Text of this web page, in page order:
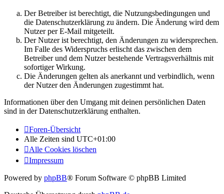
Der Betreiber ist berechtigt, die Nutzungsbedingungen und
die Datenschutzerklärung zu ändern. Die Änderung wird dem
Nutzer per E-Mail mitgeteilt.
Der Nutzer ist berechtigt, den Änderungen zu widersprechen.
Im Falle des Widerspruchs erlischt das zwischen dem
Betreiber und dem Nutzer bestehende Vertragsverhältnis mit
sofortiger Wirkung.
Die Änderungen gelten als anerkannt und verbindlich, wenn
der Nutzer den Änderungen zugestimmt hat.
Informationen über den Umgang mit deinen persönlichen Daten
sind in der Datenschutzerklärung enthalten.
Foren-Übersicht
Alle Zeiten sind UTC+01:00
Alle Cookies löschen
Impressum
Powered by phpBB® Forum Software © phpBB Limited